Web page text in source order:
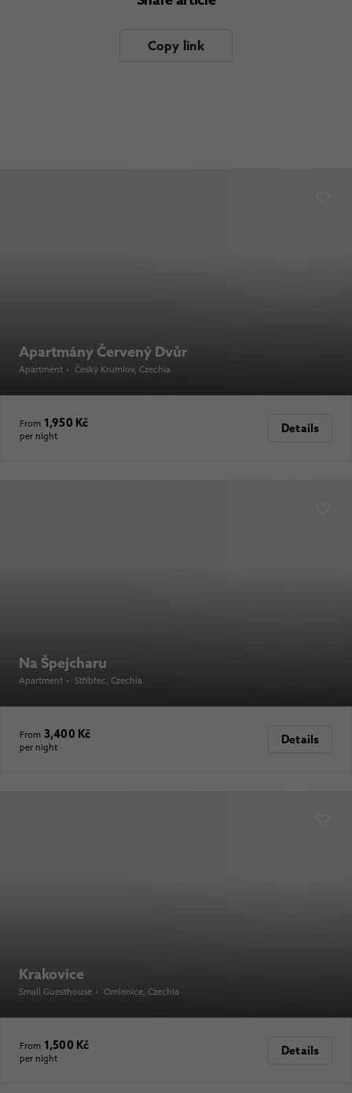
Copy link
Apartmány Červený Dvůr
Apartment • Český Krumlov, Czechia
From 1,950 Kč
per night
Details
Na Špejcharu
Apartment • Stříbřec, Czechia
From 3,400 Kč
per night
Details
Krakovice
Small Guesthouse • Omlenice, Czechia
From 1,500 Kč
per night
Details